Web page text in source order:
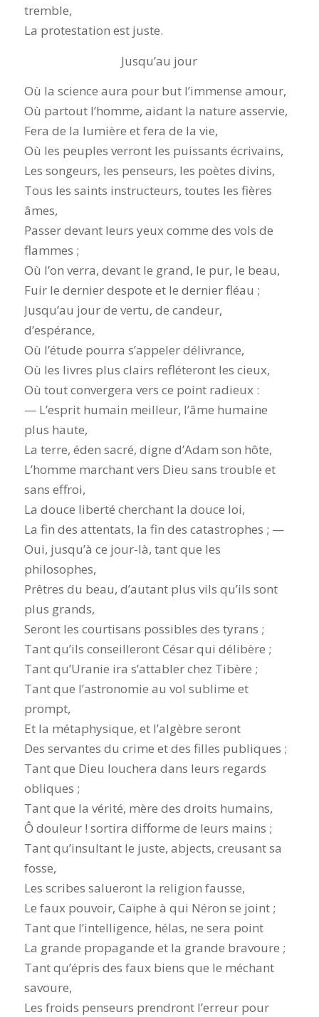
tremble,
La protestation est juste.
Jusqu’au jour
Où la science aura pour but l’immense amour,
Où partout l’homme, aidant la nature asservie,
Fera de la lumière et fera de la vie,
Où les peuples verront les puissants écrivains,
Les songeurs, les penseurs, les poètes divins,
Tous les saints instructeurs, toutes les fières
âmes,
Passer devant leurs yeux comme des vols de
flammes ;
Où l’on verra, devant le grand, le pur, le beau,
Fuir le dernier despote et le dernier fléau ;
Jusqu’au jour de vertu, de candeur,
d’espérance,
Où l’étude pourra s’appeler délivrance,
Où les livres plus clairs refléteront les cieux,
Où tout convergera vers ce point radieux :
— L’esprit humain meilleur, l’âme humaine
plus haute,
La terre, éden sacré, digne d’Adam son hôte,
L’homme marchant vers Dieu sans trouble et
sans effroi,
La douce liberté cherchant la douce loi,
La fin des attentats, la fin des catastrophes ; —
Oui, jusqu’à ce jour-là, tant que les
philosophes,
Prêtres du beau, d’autant plus vils qu’ils sont
plus grands,
Seront les courtisans possibles des tyrans ;
Tant qu’ils conseilleront César qui délibère ;
Tant qu’Uranie ira s’attabler chez Tibère ;
Tant que l’astronomie au vol sublime et
prompt,
Et la métaphysique, et l’algèbre seront
Des servantes du crime et des filles publiques ;
Tant que Dieu louchera dans leurs regards
obliques ;
Tant que la vérité, mère des droits humains,
Ô douleur ! sortira difforme de leurs mains ;
Tant qu’insultant le juste, abjects, creusant sa
fosse,
Les scribes salueront la religion fausse,
Le faux pouvoir, Caïphe à qui Néron se joint ;
Tant que l’intelligence, hélas, ne sera point
La grande propagande et la grande bravoure ;
Tant qu’épris des faux biens que le méchant
savoure,
Les froids penseurs prendront l’erreur pour